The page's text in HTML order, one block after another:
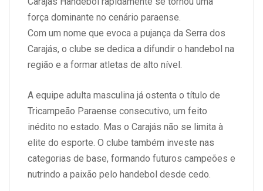
força dominante no cenário paraense.
Com um nome que evoca a pujança da Serra dos
Carajás, o clube se dedica a difundir o handebol na
região e a formar atletas de alto nível.
A equipe adulta masculina já ostenta o título de
Tricampeão Paraense consecutivo, um feito
inédito no estado. Mas o Carajás não se limita à
elite do esporte. O clube também investe nas
categorias de base, formando futuros campeões e
nutrindo a paixão pelo handebol desde cedo.